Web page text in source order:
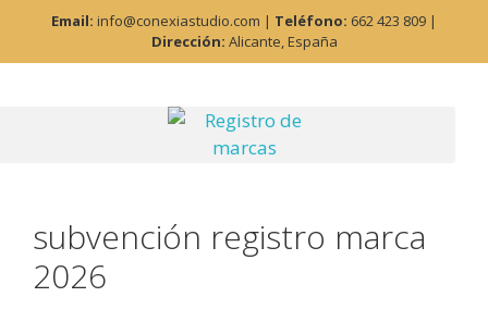
contenido
Email: info@conexiastudio.com | Teléfono: 662 423 809 |
Dirección: Alicante, España
subvención registro marca
2026